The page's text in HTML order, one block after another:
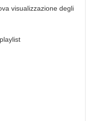
visualizzazione degli